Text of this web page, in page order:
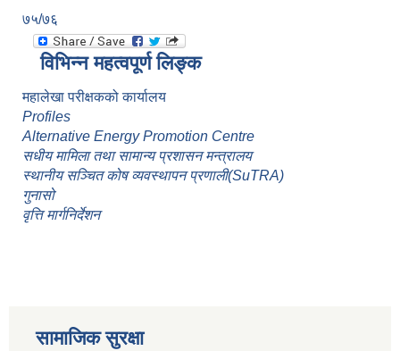
७५/७६
विभिन्न महत्वपूर्ण लिङ्क
महालेखा परीक्षकको कार्यालय
Profiles
Alternative Energy Promotion Centre
सधीय मामिला तथा सामान्य प्रशासन मन्त्रालय
स्थानीय सञ्चित कोष व्यवस्थापन प्रणाली(SuTRA)
गुनासो
वृत्ति मार्गनिर्देशन
सामाजिक सुरक्षा